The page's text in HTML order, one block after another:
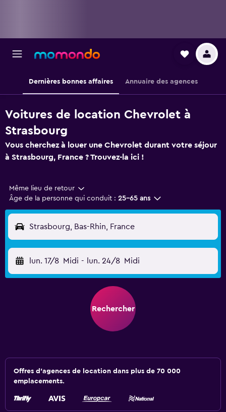
Dernières bonnes affaires Annuaire des agences
Voitures de location Chevrolet à
Strasbourg
Vous cherchez à louer une Chevrolet durant votre séjour
à Strasbourg, France ? Trouvez-la ici !
Même lieu de retour
Âge de la personne qui conduit : 25-65 ans
Strasbourg, Bas-Rhin, France
lun. 17/8 Midi - lun. 24/8 Midi
Rechercher
Offres d’agences de location dans plus de 70 000
emplacements.